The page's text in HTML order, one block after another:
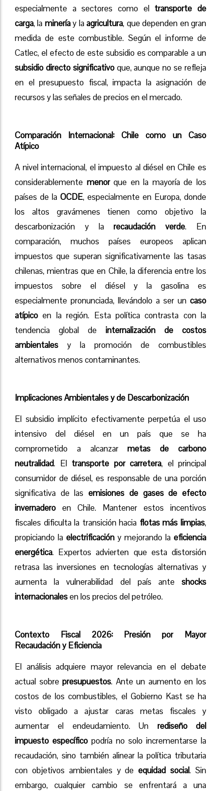
especialmente a sectores como el transporte de
carga, la mineríay laagricultura, que dependen en gran
medida de este combustible. Según el informe de
Catlec, el efecto de este subsidio es comparable a un
subsidio directo significativoque, aunque no se refleja
en el presupuesto fiscal, impacta la asignación de
recursos y las señales de precios en el mercado.
Comparación Internacional: Chile como un Caso
Atípico
A nivel internacional, el impuesto al diésel en Chile es
considerablemente menorque en la mayoría de los
países de la OCDE, especialmente en Europa, donde
los altos gravámenes tienen como objetivo la
descarbonización y larecaudación verde. En
comparación, muchos países europeos aplican
impuestos que superan significativamente las tasas
chilenas, mientras que en Chile, la diferencia entre los
impuestos sobre el diésel y la gasolina es
especialmente pronunciada, llevándolo a ser un caso
atípico en la región. Esta política contrasta con la
tendencia global de internalización de costos
ambientales y la promoción de combustibles
alternativos menos contaminantes.
Implicaciones Ambientales y de Descarbonización
El subsidio implícito efectivamente perpetúa el uso
intensivo del diésel en un país que se ha
comprometido a alcanzarmetas de carbono
neutralidad. El transporte por carretera, el principal
consumidor de diésel, es responsable de una porción
significativa de lasemisiones de gases de efecto
invernadero en Chile. Mantener estos incentivos
fiscales dificulta la transición hacia flotas más limpias,
propiciando la electrificación y mejorando la eficiencia
energética. Expertos advierten que esta distorsión
retrasa las inversiones en tecnologías alternativas y
aumenta la vulnerabilidad del país ante shocks
internacionalesen los precios del petróleo.
Contexto Fiscal 2026: Presión por Mayor
Recaudación y Eficiencia
El análisis adquiere mayor relevancia en el debate
actual sobrepresupuestos. Ante un aumento en los
costos de los combustibles, el Gobierno Kast se ha
visto obligado a ajustar caras metas fiscales y
aumentar el endeudamiento. Un rediseño del
impuesto específico podría no solo incrementarse la
recaudación, sino también alinear la política tributaria
con objetivos ambientales y deequidad social. Sin
embargo, cualquier cambio se enfrentará a una